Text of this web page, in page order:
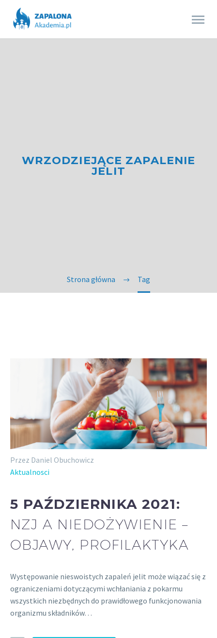
WRZODZIEJĄCE ZAPALENIE
JELIT
Strona główna Tag
Przez Daniel Obuchowicz
Aktualnosci
5 PAŹDZIERNIKA 2021:
NZJ A NIEDOŻYWIENIE –
OBJAWY, PROFILAKTYKA
Występowanie nieswoistych zapaleń jelit może wiązać się z
ograniczeniami dotyczącymi wchłaniania z pokarmu
wszystkich niezbędnych do prawidłowego funkcjonowania
organizmu składników…